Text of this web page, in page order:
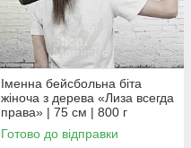
Іменна бейсбольна біта
жіноча з дерева «Лиза всегда
права» | 75 см | 800 г
Готово до відправки